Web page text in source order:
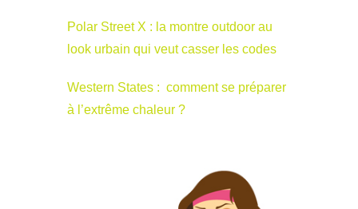
Polar Street X : la montre outdoor au
look urbain qui veut casser les codes
Western States : comment se préparer
à l’extrême chaleur ?